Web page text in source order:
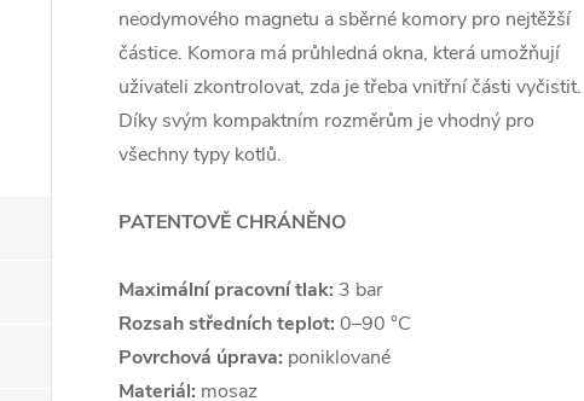
neodymového magnetu a sběrné komory pro nejtěžší
částice. Komora má průhledná okna, která umožňují
uživateli zkontrolovat, zda je třeba vnitřní části vyčistit.
Díky svým kompaktním rozměrům je vhodný pro
všechny typy kotlů.
PATENTOVĚ CHRÁNĚNO
Maximální pracovní tlak: 3 bar
Rozsah středních teplot: 0–90 °C
Povrchová úprava: poniklované
Materiál: mosaz